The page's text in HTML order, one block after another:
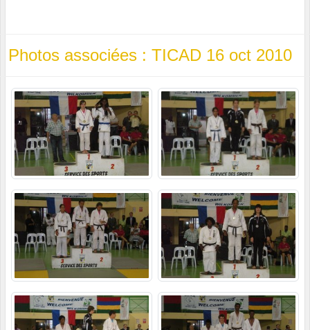
Photos associées : TICAD 16 oct 2010